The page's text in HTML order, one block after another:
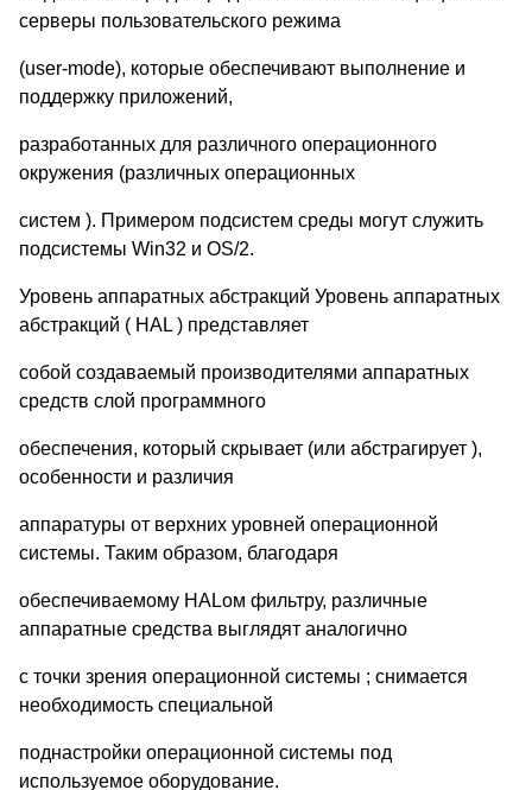
серверы пользовательского режима
(user-mode), которые обеспечивают выполнение и
поддержку приложений,
разработанных для различного операционного
окружения (различных операционных
систем ). Примером подсистем среды могут служить
подсистемы Win32 и OS/2.
Уровень аппаратных абстракций Уровень аппаратных
абстракций ( HAL ) представляет
собой создаваемый производителями аппаратных
средств слой программного
обеспечения, который скрывает (или абстрагирует ),
особенности и различия
аппаратуры от верхних уровней операционной
системы. Таким образом, благодаря
обеспечиваемому HALом фильтру, различные
аппаратные средства выглядят аналогично
с точки зрения операционной системы ; снимается
необходимость специальной
поднастройки операционной системы под
используемое оборудование.